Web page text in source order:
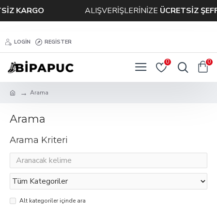
KARGO ALIŞVERİŞLERİNİZEÜCRETSİZ
LOGIN REGISTER
0 0
Arama
Arama
Arama Kriteri
Alt kategoriler içinde ara